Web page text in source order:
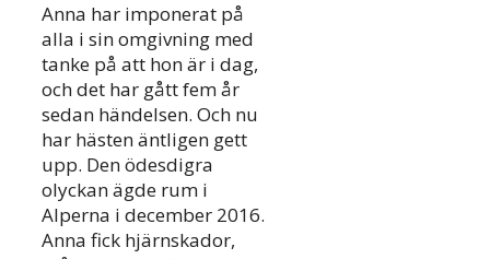
Anna har imponerat på
alla i sin omgivning med
tanke på att hon är i dag,
och det har gått fem år
sedan händelsen. Och nu
har hästen äntligen gett
upp. Den ödesdigra
olyckan ägde rum i
Alperna i december 2016.
Anna fick hjärnskador,